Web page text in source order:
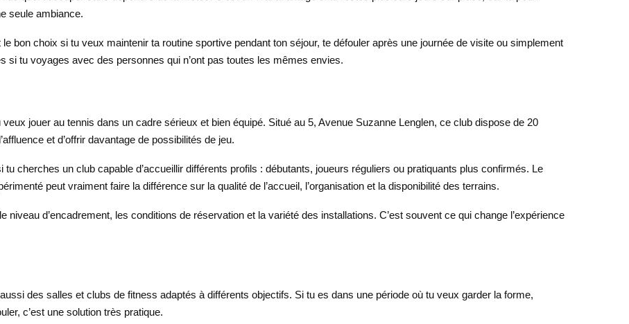
seule ambiance.
bon choix si tu veux maintenir ta routine sportive pendant ton séjour, te défouler après une journée de visite ou simplement
si tu voyages avec des personnes qui n’ont pas toutes les mêmes envies.
jouer au tennis dans un cadre sérieux et bien équipé. Situé au 5, Avenue Suzanne Lenglen, ce club dispose de 20
et d’offrir davantage de possibilités de jeu.
cherches un club capable d’accueillir différents profils : débutants, joueurs réguliers ou pratiquants plus confirmés. Le
peut vraiment faire la différence sur la qualité de l’accueil, l’organisation et la disponibilité des terrains.
d’encadrement, les conditions de réservation et la variété des installations. C’est souvent ce qui change l’expérience
des salles et clubs de fitness adaptés à différents objectifs. Si tu es dans une période où tu veux garder la forme,
c’est une solution très pratique.